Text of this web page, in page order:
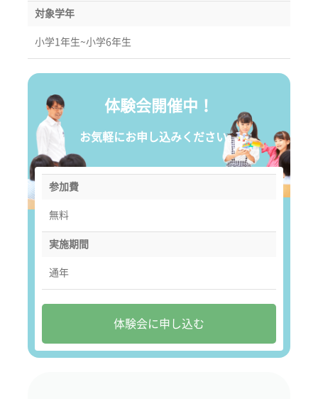
対象学年
小学1年生~小学6年生
体験会開催中！
お気軽にお申し込みください。
参加費
無料
実施期間
通年
体験会に申し込む